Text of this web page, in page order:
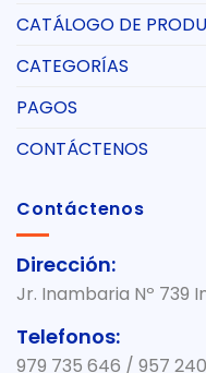
CATÁLOGO DE
CATEGORÍAS
PAGOS
CONTÁCTENOS
Contáctenos
Dirección:
Jr. Inambaria Nº 739
Telefonos:
979 735 646 / 957